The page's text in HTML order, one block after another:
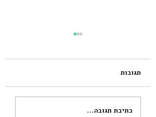
שנה וחודש הייתי בטוחה
תגובות
כתיבת תגובה...